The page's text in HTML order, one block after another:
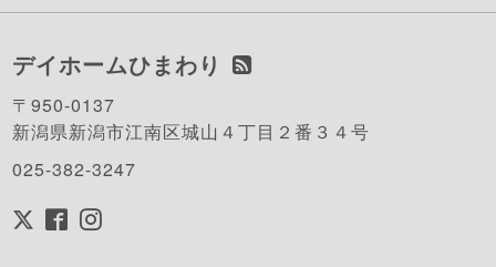
デイホームひまわり
〒950-0137
新潟県新潟市江南区城山４丁目２番３４号
025-382-3247